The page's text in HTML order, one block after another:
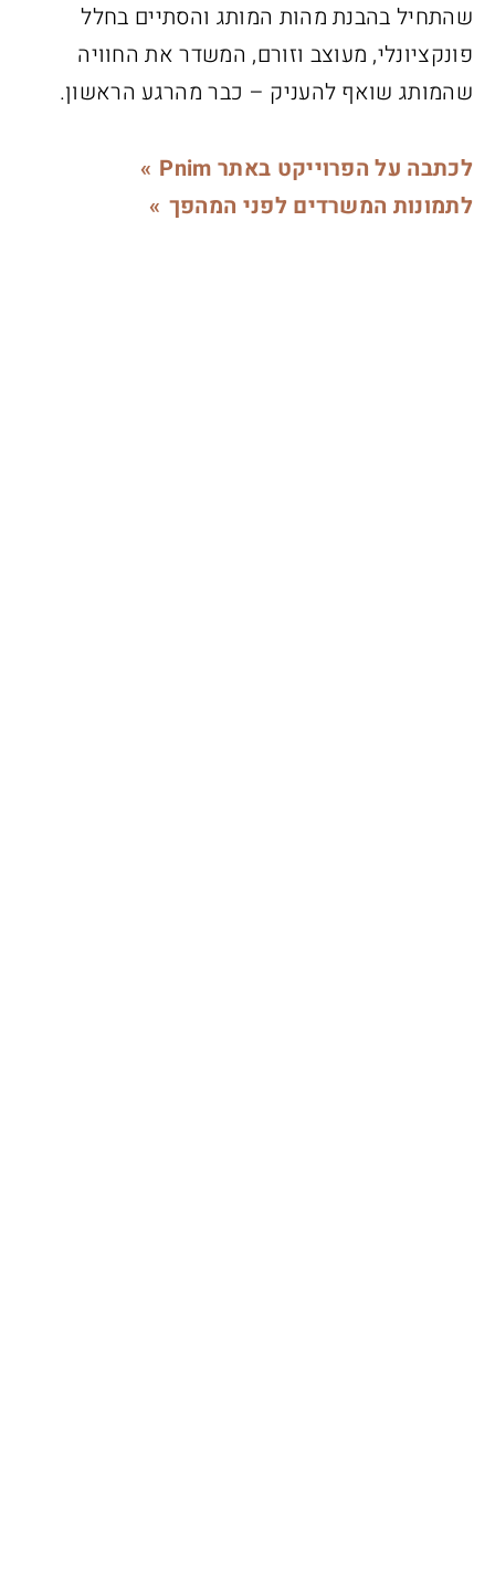
שהתחיל בהבנת מהות המותג והסתיים בחלל
פונקציונלי, מעוצב וזורם, המשדר את החוויה
שהמותג שואף להעניק – כבר מהרגע הראשון.
לכתבה על הפרוייקט באתר Pnim
לתמונות המשרדים לפני המהפך